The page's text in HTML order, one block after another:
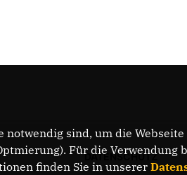
DATENSCHUTZ
notwendig sind, um die
Für die
finden Sie in unserer